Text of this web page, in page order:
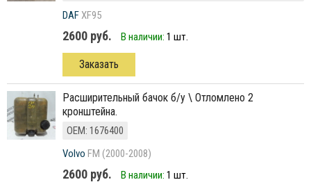
DAFXF95
2600 руб. В наличии: 1 шт.
Заказать
расширительный бачок б/у \ Отломлено 2
кронштейна.
ОЕМ: 1676400
Volvo FM (2000-2008)
2600 руб. В наличии: 1 шт.